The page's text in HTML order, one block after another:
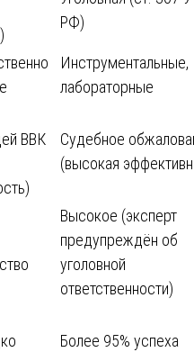
РФ)
Инструментальные,
лабораторные
ВВК
Судебное
(высокая
Высокое (эксперт
предупреждён об
уголовной
ответственности)
Более 95% успеха